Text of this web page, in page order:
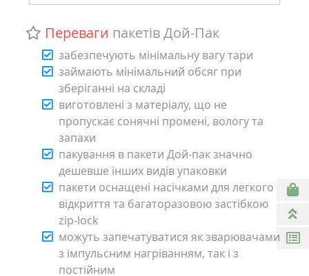
Переваги пакетів Дой-Пак
забезпечують мінімальну вагу тари
займають мінімальний обсяг при
зберіганні на складі
виготовлені з матеріалу, що не
пропускає сонячні промені, вологу та
запахи
пакування в пакети Дой-пак значно
дешевше інших видів упаковки
пакети оснащені насічками для легкого
відкриття та багаторазовою застібкою
zip-lock
можуть запечатуватися як зварювачами
з імпульсним нагріванням, так і з
постійним